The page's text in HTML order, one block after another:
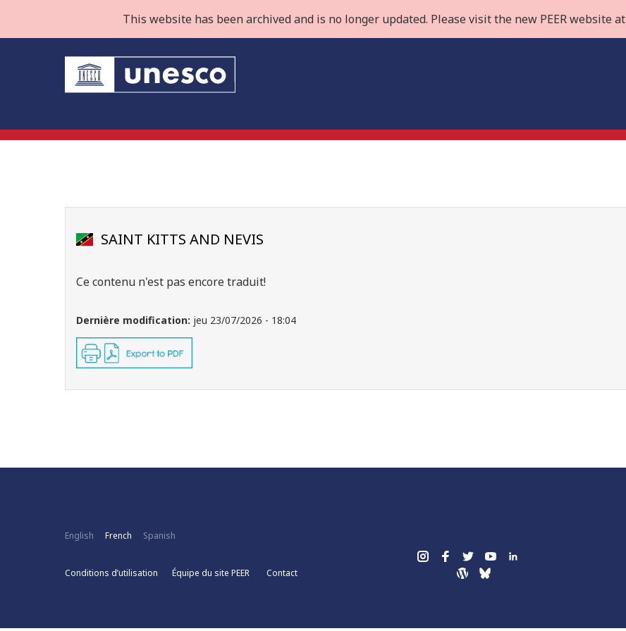
This website has been archived and is no longer updated. Please visit the new PEER website at
SAINT KITTS AND NEVIS
Ce contenu n'est pas encore traduit!
Dernière modification: jeu 23/07/2026 - 18:04
English French Spanish
Conditions d’utilisation Équipe du site PEER Contact